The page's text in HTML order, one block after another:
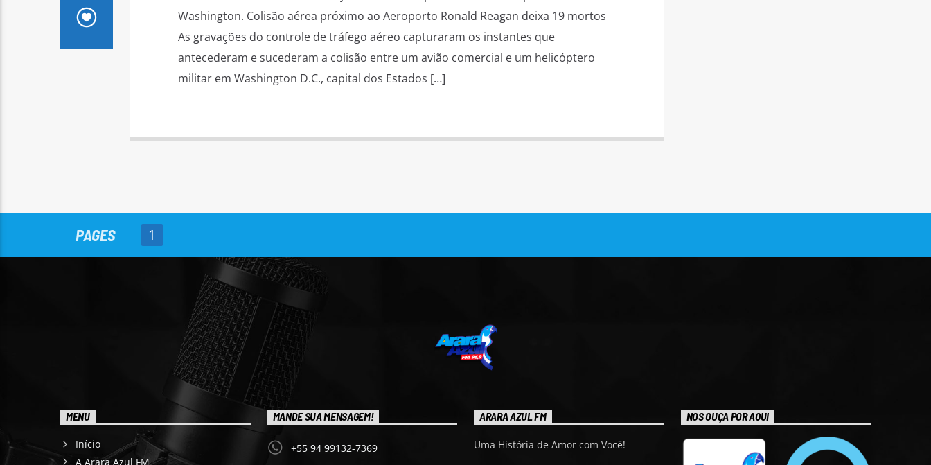
Washington. Colisão aérea próximo ao Aeroporto Ronald Reagan deixa 19 mortos
As gravações do controle de tráfego aéreo capturaram os instantes que
antecederam e sucederam a colisão entre um avião comercial e um helicóptero
militar em Washington D.C., capital dos Estados […]
PAGES 1
MENU
Início
A Arara Azul FM
MANDE SUA MENSAGEM!
+55 94 99132-7369
ARARA AZUL FM
Uma História de Amor com Você!
NOS OUÇA POR AQUI